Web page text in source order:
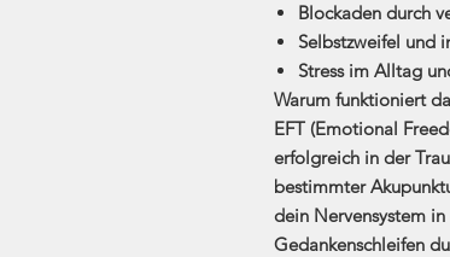
Blockaden durch
Selbstzweifel und
Stress im Alltag
Warum funktioniert
EFT (Emotional
erfolgreich in der
bestimmter
dein Nervensystem
Gedankenschleifen